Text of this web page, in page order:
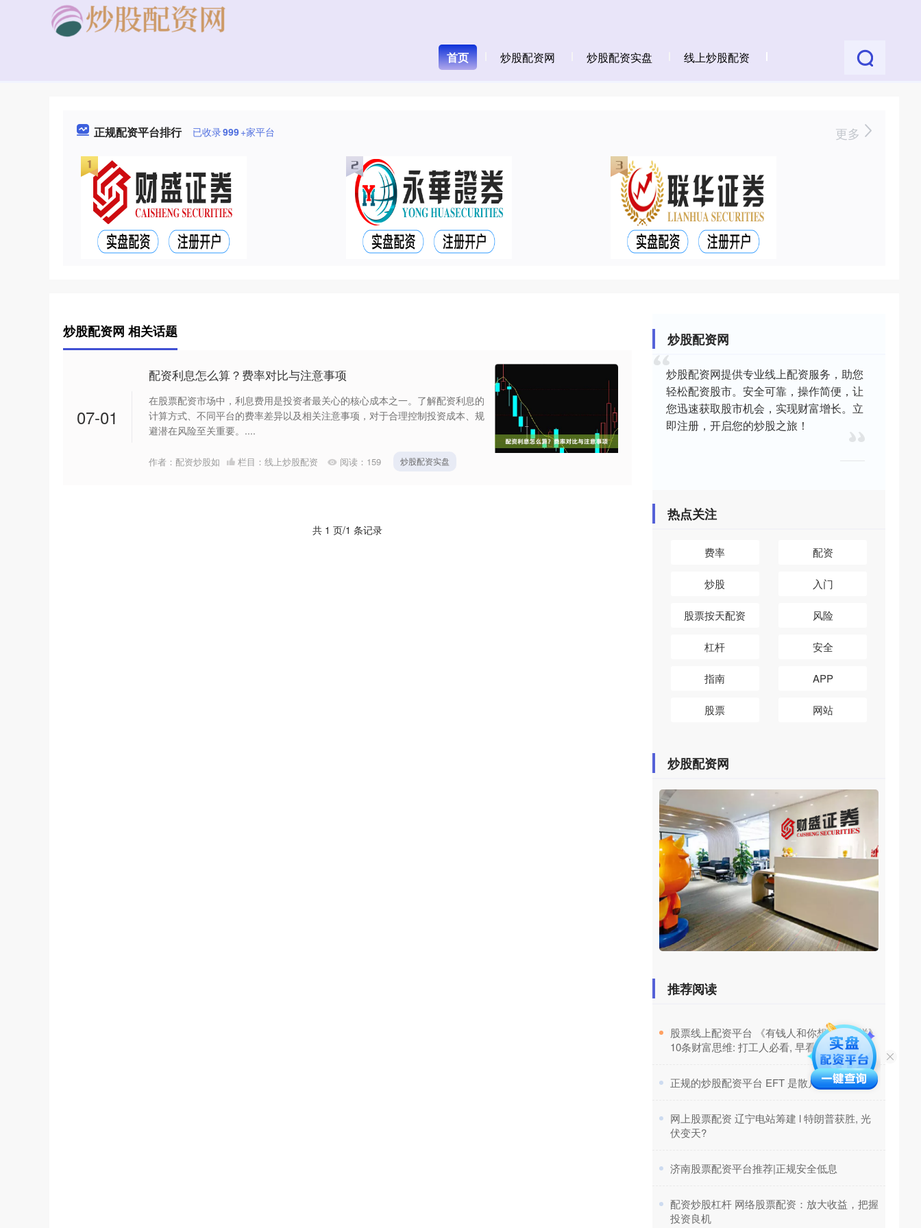
首页 炒股配资网 炒股配资实盘 线上炒股配资
正规配资平台排行 已收录999+家平台 更多
炒股配资网 相关话题
07-01
配资利息怎么算？费率对比与注意事项
在股票配资市场中，利息费用是投资者最关心的核心成本之一。了解配资利息的
计算方式、不同平台的费率差异以及相关注意事项，对于合理控制投资成本、规
避潜在风险至关重要。....
作者：配资炒股如 栏目： 线上炒股配资 阅读： 159 炒股配资实盘
共 1 页/1 条记录
炒股配资网
炒股配资网提供专业线上配资服务，助您
轻松配资股市。安全可靠，操作简便，让
您迅速获取股市机会，实现财富增长。立
即注册，开启您的炒股之旅！
热点关注
费率 配资
炒股 入门
股票按天配资 风险
杠杆 安全
指南 APP
股票 网站
炒股配资网
推荐阅读
​股票线上配资平台 《有钱人和你想的不一样》
10条财富思维: 打工人必看, 早看早受益
​正规的炒股配资平台 EFT 是散户的乐园!
​网上股票配资 辽宁电站筹建 l 特朗普获胜, 光
伏变天?
​济南股票配资平台推荐|正规安全低息
​配资炒股杠杆 网络股票配资：放大收益，把握
投资良机